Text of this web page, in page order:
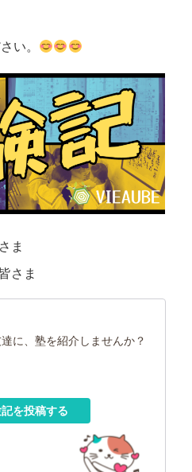
い。
ま
さま
に、塾を紹介しませんか？
を投稿する